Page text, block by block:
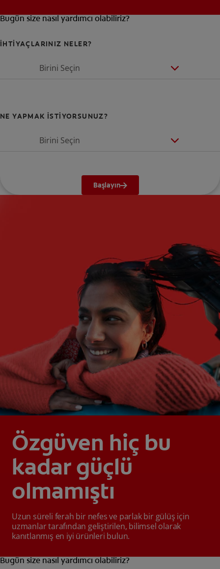
Bugün size nasıl yardımcı olabiliriz?
İHTİYAÇLARINIZ NELER?
Birini Seçin
NE YAPMAK İSTİYORSUNUZ?
Birini Seçin
Başlayın
Özgüven hiç bu
kadar güçlü
olmamıştı
Uzun süreli ferah bir nefes ve parlak bir gülüş için
uzmanlar tarafından geliştirilen, bilimsel olarak
kanıtlanmış en iyi ürünleri bulun.
Bugün size nasıl yardımcı olabiliriz?